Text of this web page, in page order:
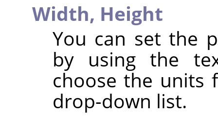
Width, Height
You can set the
by using the
choose the units
drop-down list.